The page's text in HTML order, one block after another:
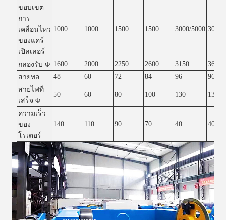
ขอบเขต
การ
เคลื่อนไหว
ของแคร์
เปิลเลอร์
1000 1000 1500 1500 3000/5000 3000/
กลองรับ Φ 1600 2000 2250 2600 3150
3600
สายทอ
48 60 72 84 96
96
สายไฟที่
เสร็จ Φ
50 60 80 100 130 130
ความเร็ว
ของ
โรเตอร์
140 110 90 70 40 40